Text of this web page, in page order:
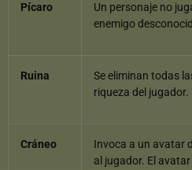
Pícaro
Un personaje no
enemigo
Ruina
Se eliminan todas
riqueza del jugador.
Cráneo
Invoca a un avatar
al jugador. El